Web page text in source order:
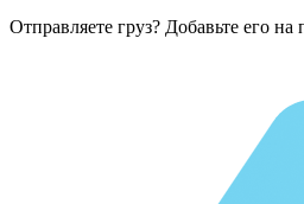
Отправляете груз? Добавьте его